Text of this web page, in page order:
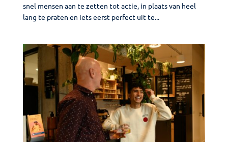
snel mensen aan te zetten tot actie, in plaats van heel
lang te praten en iets eerst perfect uit te...